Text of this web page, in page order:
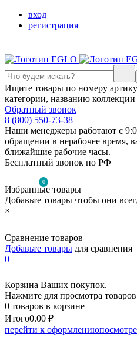
вход
регистрация
Ищите товары по номеру
категории, названию коллекции
Обратный звонок
8 (800) 550-73-38
Наши менеджеры работают с
обращении в нерабочее время,
ближайшие рабочие часы.
Бесплатный звонок по РФ
0
Избранные товары
Добавьте товары чтобы они
×
Сравнение товаров
Добавьте товары для сравнения
0
Корзина Ваших покупок.
Нажмите для просмотра
0 товаров в корзине
Итого0.00 ₽
перейти к оформлению